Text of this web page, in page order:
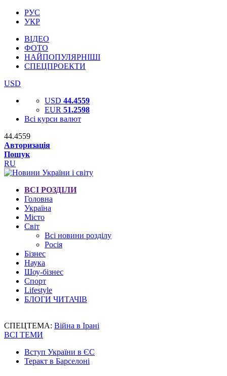
РУС
УКР
ВІДЕО
ФОТО
НАЙПОПУЛЯРНІШІ
СПЕЦПРОЕКТИ
USD
USD 44.4559
EUR 51.2598
Всі курси валют
44.4559
Авторизація
Пошук
RU
ВСІ РОЗДІЛИ
Головна
Україна
Місто
Світ
Всі новини розділу
Росія
Бізнес
Наука
Шоу-бізнес
Спорт
Lifestyle
БЛОГИ ЧИТАЧІВ
СПЕЦТЕМА: Війна в Ірані
ВСІ ТЕМИ
Вступ України в ЄС
Теракт в Барселоні